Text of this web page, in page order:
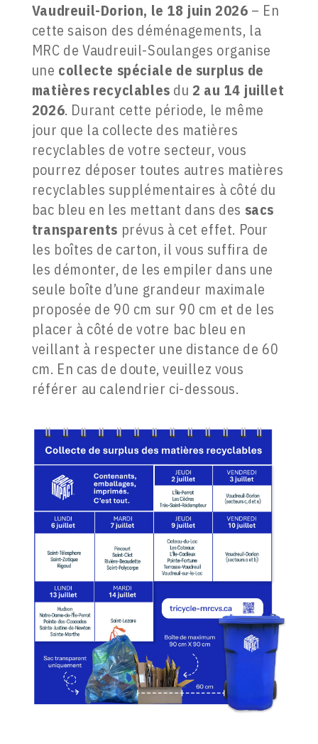
Vaudreuil-Dorion, le 18 juin 2026 – En
cette saison des déménagements, la
MRC de Vaudreuil-Soulanges organise
une collecte spéciale de surplus de
matières recyclables du 2 au 14 juillet
2026. Durant cette période, le même
jour que la collecte des matières
recyclables de votre secteur, vous
pourrez déposer toutes autres matières
recyclables supplémentaires à côté du
bac bleu en les mettant dans des sacs
transparents prévus à cet effet. Pour
les boîtes de carton, il vous suffira de
les démonter, de les empiler dans une
seule boîte d’une grandeur maximale
proposée de 90 cm sur 90 cm et de les
placer à côté de votre bac bleu en
veillant à respecter une distance de 60
cm. En cas de doute, veuillez vous
référer au calendrier ci-dessous.